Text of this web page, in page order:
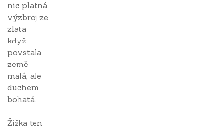
nic platná
výzbroj ze
zlata
když
povstala
země
malá, ale
duchem
bohatá.
Žižka ten